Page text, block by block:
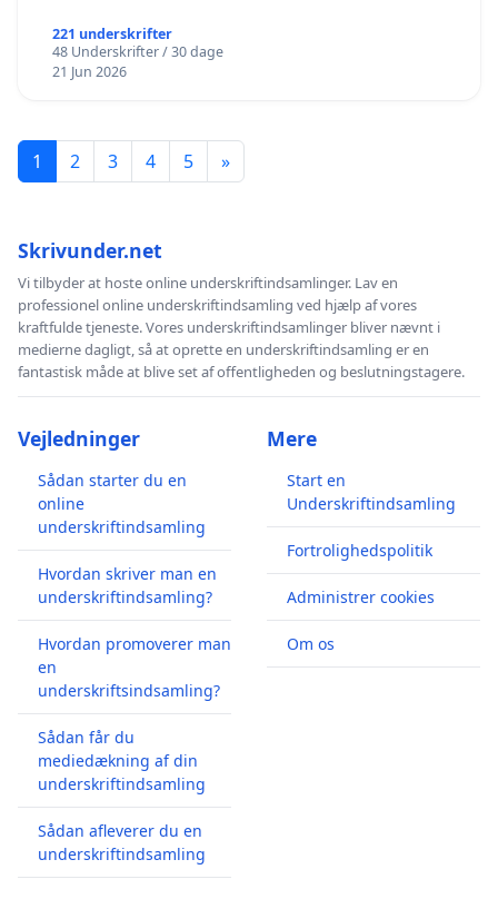
221 underskrifter
48 Underskrifter / 30 dage
21 Jun 2026
1 2 3 4 5 »
Skrivunder.net
Vi tilbyder at hoste online underskriftindsamlinger. Lav en
professionel online underskriftindsamling ved hjælp af vores
kraftfulde tjeneste. Vores underskriftindsamlinger bliver nævnt i
medierne dagligt, så at oprette en underskriftindsamling er en
fantastisk måde at blive set af offentligheden og beslutningstagere.
Vejledninger
Sådan starter du en
online
underskriftindsamling
Hvordan skriver man en
underskriftindsamling?
Hvordan promoverer man
en
underskriftsindsamling?
Sådan får du
mediedækning af din
underskriftindsamling
Sådan afleverer du en
underskriftindsamling
Mere
Start en
Underskriftindsamling
Fortrolighedspolitik
Administrer cookies
Om os